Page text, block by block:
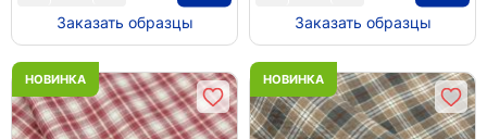
Заказать образцы Заказать образцы
НОВИНКА НОВИНКА